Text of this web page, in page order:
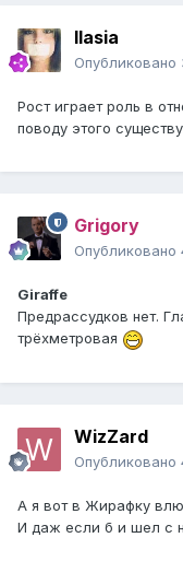
Ilasia
Опубликовано
Рост играет роль в
поводу этого
Grigory
Опубликовано
Giraffe
Предрассудков нет.
трёхметровая
WizZard
Опубликовано
А я вот в Жирафку
И даж если б и шел с